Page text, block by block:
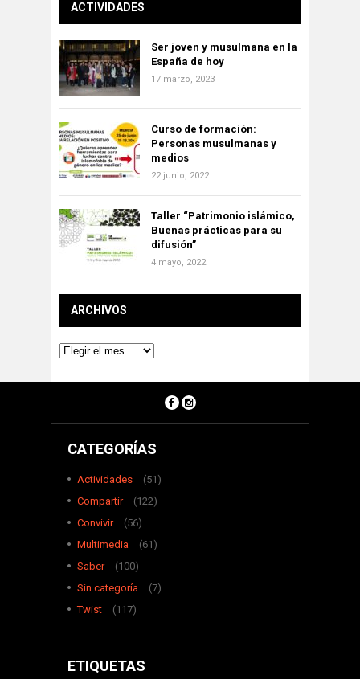
ACTIVIDADES
Ser joven y musulmana en la
España de hoy
17 marzo, 2023
Curso de formación:
Personas musulmanas y
medios
22 junio, 2022
Taller “Patrimonio islámico,
Buenas prácticas para su
difusión”
4 mayo, 2022
ARCHIVOS
Archivos
CATEGORÍAS
Actividades
(51)
Compartir
(122)
Convivir
(56)
Multimedia
(61)
Saber
(100)
Sin categoría
(7)
Twist
(117)
ETIQUETAS